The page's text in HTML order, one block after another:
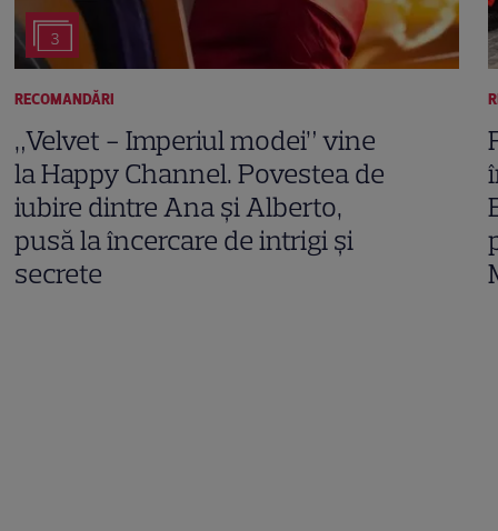
3
RECOMANDĂRI
„Velvet - Imperiul modei” vine
la Happy Channel. Povestea de
iubire dintre Ana și Alberto,
pusă la încercare de intrigi și
secrete